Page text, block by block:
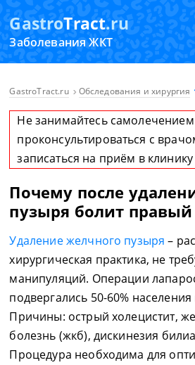
GastroTract.ru
Заболевания ЖКТ
GastroTract.ru Обследования и хирургия
Не занимайтесь
проконсультироваться с
записаться на приём в клинику
Почему после
пузыря болит
Удаление желчного пузыря –
хирургическая практика, не
манипуляций. Операции
подвергались 50-60%
Причины: острый холецистит,
болезнь (жкб), дискинезия
Процедура необходима для